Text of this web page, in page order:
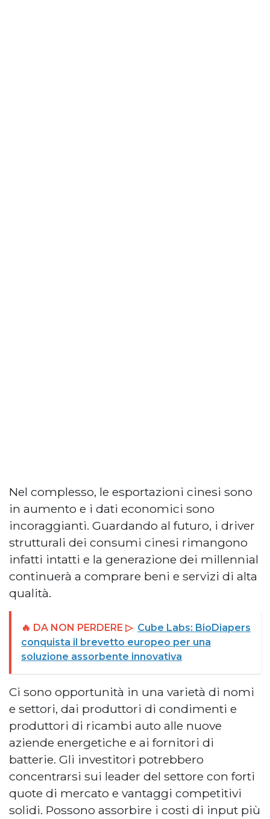
Nel complesso, le esportazioni cinesi sono
in aumento e i dati economici sono
incoraggianti. Guardando al futuro, i driver
strutturali dei consumi cinesi rimangono
infatti intatti e la generazione dei millennial
continuerà a comprare beni e servizi di alta
qualità.
🔥 DA NON PERDERE ▷ Cube Labs: BioDiapers
conquista il brevetto europeo per una
soluzione assorbente innovativa
Ci sono opportunità in una varietà di nomi
e settori, dai produttori di condimenti e
produttori di ricambi auto alle nuove
aziende energetiche e ai fornitori di
batterie. Gli investitori potrebbero
concentrarsi sui leader del settore con forti
quote di mercato e vantaggi competitivi
solidi. Possono assorbire i costi di input più